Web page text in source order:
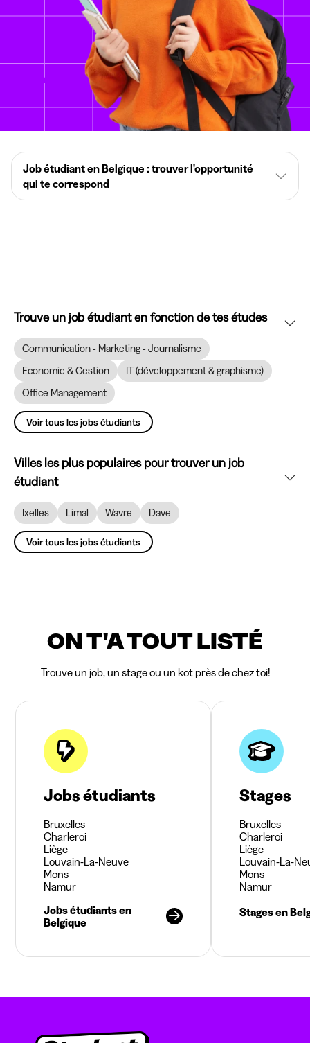
Job étudiant en Belgique : trouver l'opportunité
qui te correspond
Trouve un job étudiant en fonction de tes études
Communication - Marketing - Journalisme
Economie & Gestion
IT (développement & graphisme)
Office Management
Voir tous les jobs étudiants
Villes les plus populaires pour trouver un job
étudiant
Ixelles Limal Wavre Dave
Voir tous les jobs étudiants
ON T'A TOUT LISTÉ
Trouve un job, un stage ou un kot près de chez toi!
Jobs étudiants
Bruxelles
Charleroi
Liège
Louvain-La-Neuve
Mons
Namur
Jobs étudiants en
Belgique
Stages
Bruxelles
Charleroi
Liège
Louvain-La-
Mons
Namur
Stages en